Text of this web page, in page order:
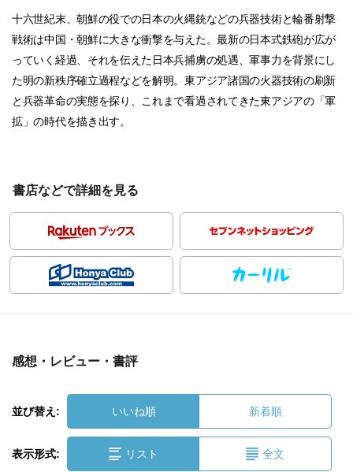
十六世紀末、朝鮮の役での日本の火縄銃などの兵器技術と輪番射撃
戦術は中国・朝鮮に大きな衝撃を与えた。最新の日本式鉄砲が広が
っていく経過、それを伝えた日本兵捕虜の処遇、軍事力を背景にし
た明の新秩序確立過程などを解明。東アジア諸国の火器技術の刷新
と兵器革命の実態を探り、これまで看過されてきた東アジアの「軍
拡」の時代を描き出す。
書店などで詳細を見る
感想・レビュー・書評
並び替え: いいね順 新着順
表示形式: リスト 全文